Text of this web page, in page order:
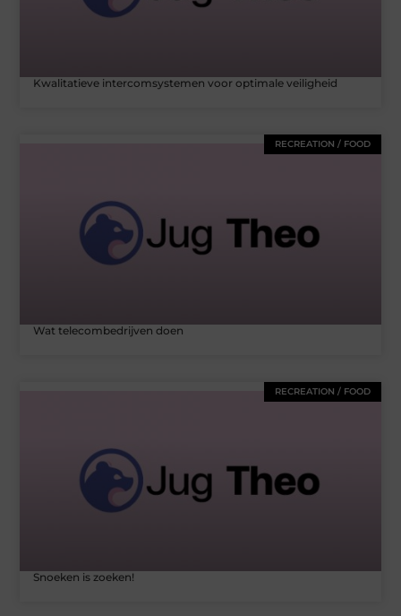
Kwalitatieve intercomsystemen voor optimale veiligheid
RECREATION / FOOD
Wat telecombedrijven doen
RECREATION / FOOD
Snoeken is zoeken!